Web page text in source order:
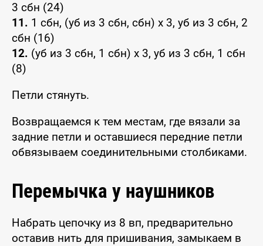
3 сбн (24)
11. 1 сбн, (уб из 3 сбн, сбн) х 3, уб из 3 сбн, 2
сбн (16)
12. (уб из 3 сбн, 1 сбн) х 3, уб из 3 сбн, 1 сбн
(8)
Петли стянуть.
Возвращаемся к тем местам, где вязали за
задние петли и оставшиеся передние петли
обвязываем соединительными столбиками.
Перемычка у наушников
Набрать цепочку из 8 вп, предварительно
оставив нить для пришивания, замыкаем в